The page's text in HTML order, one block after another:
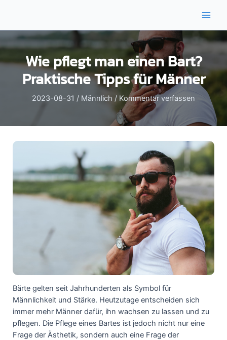
springen
Wie pflegt man einen Bart?
Praktische Tipps für Männer
2023-08-31 / Männlich / Kommentar verfassen
Bärte gelten seit Jahrhunderten als Symbol für
Männlichkeit und Stärke. Heutzutage entscheiden sich
immer mehr Männer dafür, ihn wachsen zu lassen und zu
pflegen. Die Pflege eines Bartes ist jedoch nicht nur eine
Frage der Ästhetik, sondern auch eine Frage der